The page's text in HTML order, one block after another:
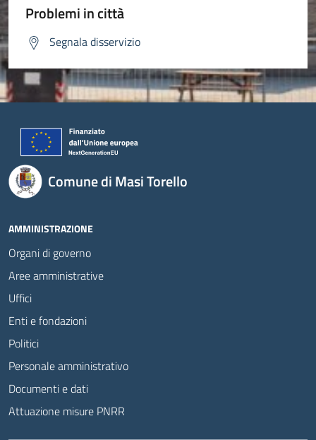
Problemi in città
Segnala disservizio
Comune di Masi Torello
AMMINISTRAZIONE
Organi di governo
Aree amministrative
Uffici
Enti e fondazioni
Politici
Personale amministrativo
Documenti e dati
Attuazione misure PNRR